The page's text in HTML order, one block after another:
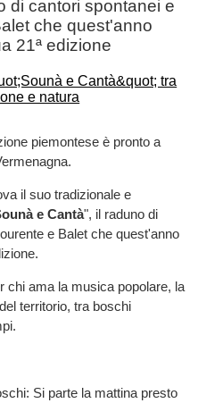
di cantori spontanei e
che quest'anno
21ª edizione
piemontese è pronto a
il suo tradizionale e
e Cantà", il raduno di
e Balet che quest'anno
chi ama la musica popolare, la
territorio, tra boschi
Si parte la mattina presto